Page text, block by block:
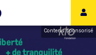
Contenu sponsorisé